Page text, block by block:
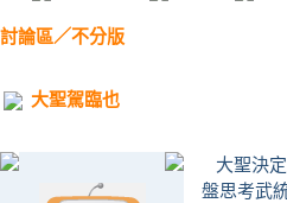
討論區／不分版
大聖駕臨也
大聖決
盤思考武